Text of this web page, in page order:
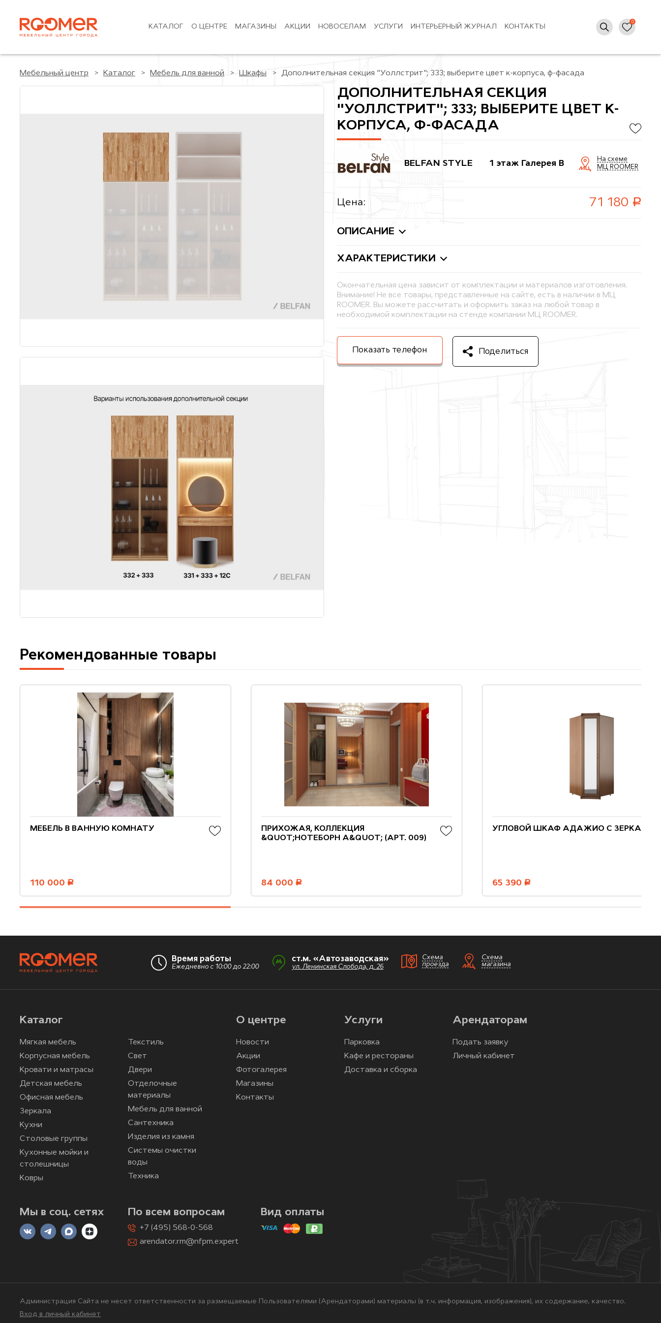
КАТАЛОГ О ЦЕНТРЕ МАГАЗИНЫ АКЦИИ НОВОСЕЛАМ УСЛУГИ ИНТЕРЬЕРНЫЙ ЖУРНАЛ КОНТАКТЫ
Мебельный центр Каталог Мебель для ванной Шкафы Дополнительная секция "Уоллстрит"; 333; выберите цвет к-корпуса, ф-фасада
ДОПОЛНИТЕЛЬНАЯ СЕКЦИЯ
"УОЛЛСТРИТ"; 333; ВЫБЕРИТЕ ЦВЕТ К-
КОРПУСА, Ф-ФАСАДА
BELFAN STYLE 1 этаж Галерея B
На схеме
МЦ ROOMER
Цена: 71 180 руб.
ОПИСАНИЕ
ХАРАКТЕРИСТИКИ
Окончательная цена зависит от комплектации и материалов изготовления.
Внимание! Не все товары, представленные на сайте, есть в наличии в МЦ
ROOMER. Вы можете рассчитать и оформить заказ на любой товар в
необходимой комплектации на стенде компании МЦ ROOMER.
Показать телефон Поделиться
Рекомендованные товары
МЕБЕЛЬ В ВАННУЮ КОМНАТУ
110 000 руб.
ПРИХОЖАЯ, КОЛЛЕКЦИЯ
&QUOT;НОТЕБОРН А&QUOT; (АРТ. 009)
84 000 руб.
УГЛОВОЙ ШКАФ АДАЖИО С ЗЕРКАЛОМ
65 390 руб.
Время работы
Ежедневно с 10:00 до 22:00
ст.м. «Автозаводская»
ул. Ленинская Слобода, д. 26
Схема
проезда
Схема
магазина
Каталог
Мягкая мебель
Корпусная мебель
Кровати и матрасы
Детская мебель
Офисная мебель
Зеркала
Кухни
Столовые группы
Кухонные мойки и
столешницы
Ковры
Текстиль
Свет
Двери
Отделочные
материалы
Мебель для ванной
Сантехника
Изделия из камня
Системы очистки
воды
Техника
О центре
Новости
Акции
Фотогалерея
Магазины
Контакты
Услуги
Парковка
Кафе и рестораны
Доставка и сборка
Арендаторам
Подать заявку
Личный кабинет
Мы в соц. сетях По всем вопросам
+7 (495) 568-0-568
arendator.rm@nfpm.expert
Вид оплаты
Администрация Сайта не несет ответственности за размещаемые Пользователями (Арендаторами) материалы (в т.ч. информация, изображения), их содержание, качество.
Вход в личный кабинет